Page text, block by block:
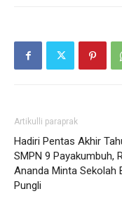
Artikulli paraprak
Hadiri Pentas Akhir
SMPN 9 Payakumbuh,
Ananda Minta Sekolah
Pungli